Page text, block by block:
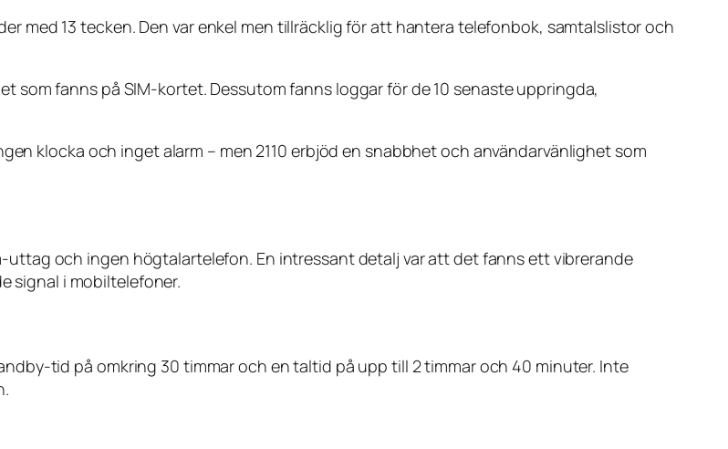
med 13 tecken. Den var enkel men tillräcklig för att hantera telefonbok, samtalslistor och
som fanns på SIM-kortet. Dessutom fanns loggar för de 10 senaste uppringda,
klocka och inget alarm – men 2110 erbjöd en snabbhet och användarvänlighet som
och ingen högtalartelefon. En intressant detalj var att det fanns ett vibrerande
signal i mobiltelefoner.
tid på omkring 30 timmar och en taltid på upp till 2 timmar och 40 minuter. Inte